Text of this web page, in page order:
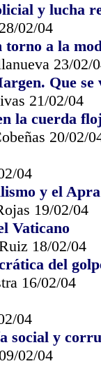
y lucha
02/04
torno a la
23/02/
Que se
21/02/04
la cuerda
20/02/
04
y el Apra
19/02/04
Vaticano
18/02/04
del
16/02/04
04
social y
02/04